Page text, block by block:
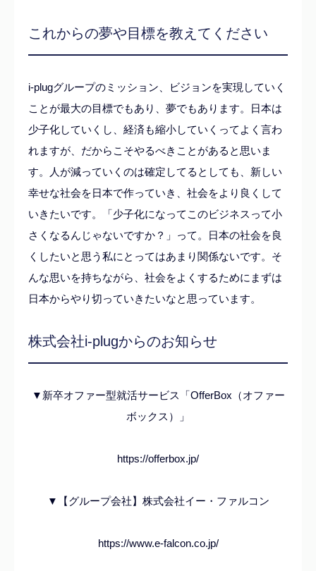
これからの夢や目標を教えてください
i-plugグループのミッション、ビジョンを実現していく
ことが最大の目標でもあり、夢でもあります。日本は
少子化していくし、経済も縮小していくってよく言わ
れますが、だからこそやるべきことがあると思いま
す。人が減っていくのは確定してるとしても、新しい
幸せな社会を日本で作っていき、社会をより良くして
いきたいです。「少子化になってこのビジネスって小
さくなるんじゃないですか？」って。日本の社会を良
くしたいと思う私にとってはあまり関係ないです。そ
んな思いを持ちながら、社会をよくするためにまずは
日本からやり切っていきたいなと思っています。
株式会社i-plugからのお知らせ
▼新卒オファー型就活サービス「OfferBox（オファー
ボックス）」
https://offerbox.jp/
▼ 【グループ会社】株式会社イー・ファルコン
https://www.e-falcon.co.jp/